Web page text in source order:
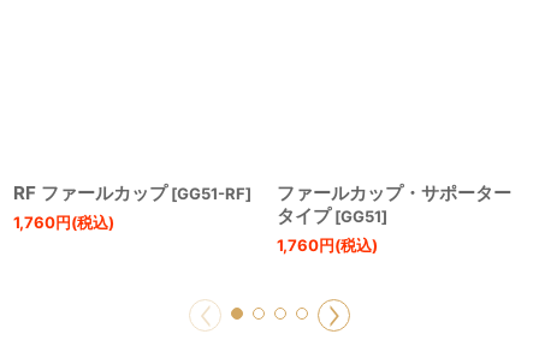
RF ファールカップ [GG51-RF]
1,760円(税込)
ファールカップ・サポーター
タイプ [GG51]
1,760円(税込)